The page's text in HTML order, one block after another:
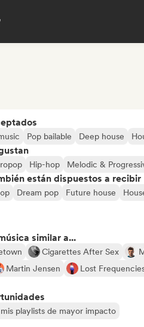
Pop bailable Deep house
Hip-hop Melodic &
están dispuestos a recibir
Dream pop Future house
similar a...
Cigarettes After Sex
Martin Jensen Lost
playlists de mayor impacto